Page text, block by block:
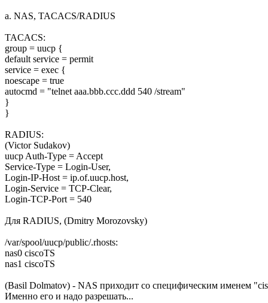
a. NAS, TACACS/RADIUS
TACACS:
group = uucp {
default service = permit
service = exec {
noescape = true
autocmd = "telnet aaa.bbb.ccc.ddd 540 /stream"
}
}
RADIUS:
(Victor Sudakov)
uucp Auth-Type = Accept
Service-Type = Login-User,
Login-IP-Host = ip.of.uucp.host,
Login-Service = TCP-Clear,
Login-TCP-Port = 540
Для RADIUS, (Dmitry Morozovsky)
/var/spool/uucp/public/.rhosts:
nas0 ciscoTS
nas1 ciscoTS
(Basil Dolmatov) - NAS приходит со специфическим именем
Именно его и надо разрешать...